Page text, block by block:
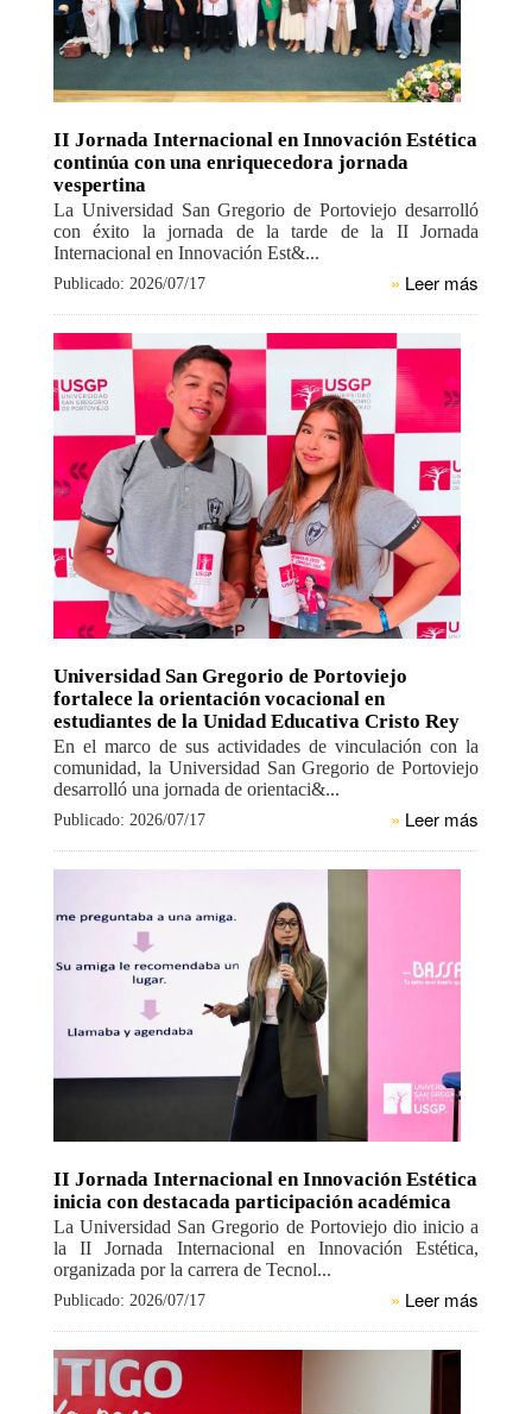
II Jornada Internacional en Innovación Estética
continúa con una enriquecedora jornada
vespertina
La Universidad San Gregorio de Portoviejo desarrolló
con éxito la jornada de la tarde de la II Jornada
Internacional en Innovación Est&...
Publicado: 2026/07/17 » Leer más
Universidad San Gregorio de Portoviejo
fortalece la orientación vocacional en
estudiantes de la Unidad Educativa Cristo Rey
En el marco de sus actividades de vinculación con la
comunidad, la Universidad San Gregorio de Portoviejo
desarrolló una jornada de orientaci&...
Publicado: 2026/07/17 » Leer más
II Jornada Internacional en Innovación Estética
inicia con destacada participación académica
La Universidad San Gregorio de Portoviejo dio inicio a
la II Jornada Internacional en Innovación Estética,
organizada por la carrera de Tecnol...
Publicado: 2026/07/17 » Leer más